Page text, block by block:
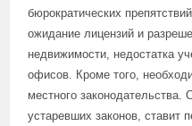
бюрократических
ожидание лицензий и
недвижимости, недостатка
офисов. Кроме того,
местного законодательства.
устаревших законов, ставит